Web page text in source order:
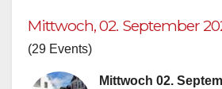
Mittwoch, 02. September
(29 Events)
Mittwoch 02.